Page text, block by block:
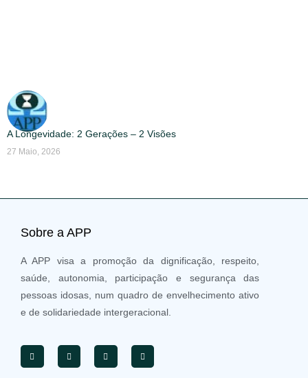
A Longevidade: 2 Gerações – 2 Visões
27 Maio, 2026
Sobre a APP
A APP visa a promoção da dignificação, respeito,
saúde, autonomia, participação e segurança das
pessoas idosas, num quadro de envelhecimento ativo
e de solidariedade intergeracional.